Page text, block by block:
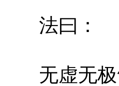
法曰：
无虚无极